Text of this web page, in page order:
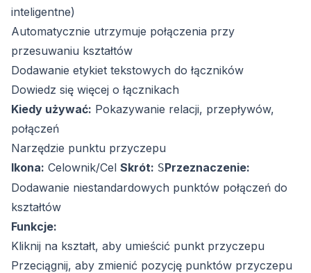
inteligentne)
Automatycznie utrzymuje połączenia przy
przesuwaniu kształtów
Dodawanie etykiet tekstowych do łączników
Dowiedz się więcej o łącznikach
Kiedy używać: Pokazywanie relacji, przepływów,
połączeń
Narzędzie punktu przyczepu
Ikona: Celownik/Cel Skrót: SPrzeznaczenie:
Dodawanie niestandardowych punktów połączeń do
kształtów
Funkcje:
Kliknij na kształt, aby umieścić punkt przyczepu
Przeciągnij, aby zmienić pozycję punktów przyczepu